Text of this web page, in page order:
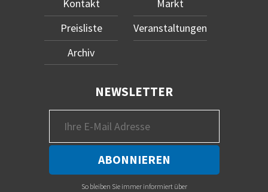
Kontakt
Preisliste
Archiv
Markt
Veranstaltungen
NEWSLETTER
So bleiben Sie immer informiert über